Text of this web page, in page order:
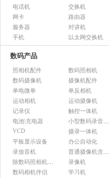
电话机
交换机
网卡
路由器
服务器
对讲机
手机
以太网交换机
数码产品
照相机配件
数码照相机
数码摄像机
摄像机配件
单电微单
单反相机
运动相机
运动摄像机
记录仪
触控一体机
电池\充电器
小型数码录音设备
VCD
摄录一体机
平板显示设备
办公自动化
录放音机
普通摄像机含附件
除数码照相机以外的照相机及器材
录像机
数码相机伴侣
学习机